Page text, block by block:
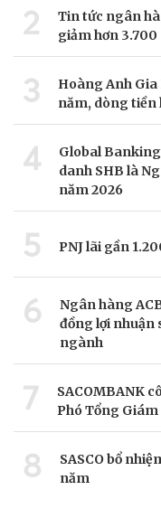
2
Tin tức ngân
giảm hơn
3
Hoàng Anh
năm, dòng tiền
4
Global
danh SHB là
năm 2026
5 PNJ lãi gần
6
Ngân hàng
đồng lợi nhuận
ngành
7
SACOMBANK
Phó Tổng Giám
8
SASCO bổ
năm